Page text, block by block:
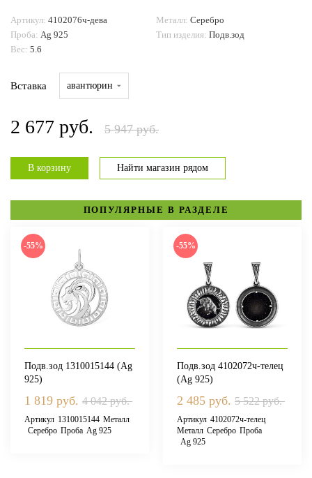
Артикул: 4102076ч-дева Металл: Серебро
Проба: Ag 925 Тип изделия: Подв.зод
Вес: 5.6
Вставка авантюрин
2 677 руб. 5 947 руб.
В корзину Найти магазин рядом
ПОПУЛЯРНЫЕ В РАЗДЕЛЕ
-55%
Подв.зод 1310015144 (Ag
925)
1 819 руб. 4 042 руб.
Артикул 1310015144 Металл
Серебро Проба Ag 925
-55%
Подв.зод 4102072ч-телец
(Ag 925)
2 485 руб. 5 522 руб.
Артикул 4102072ч-телец
Металл Серебро Проба
Ag 925